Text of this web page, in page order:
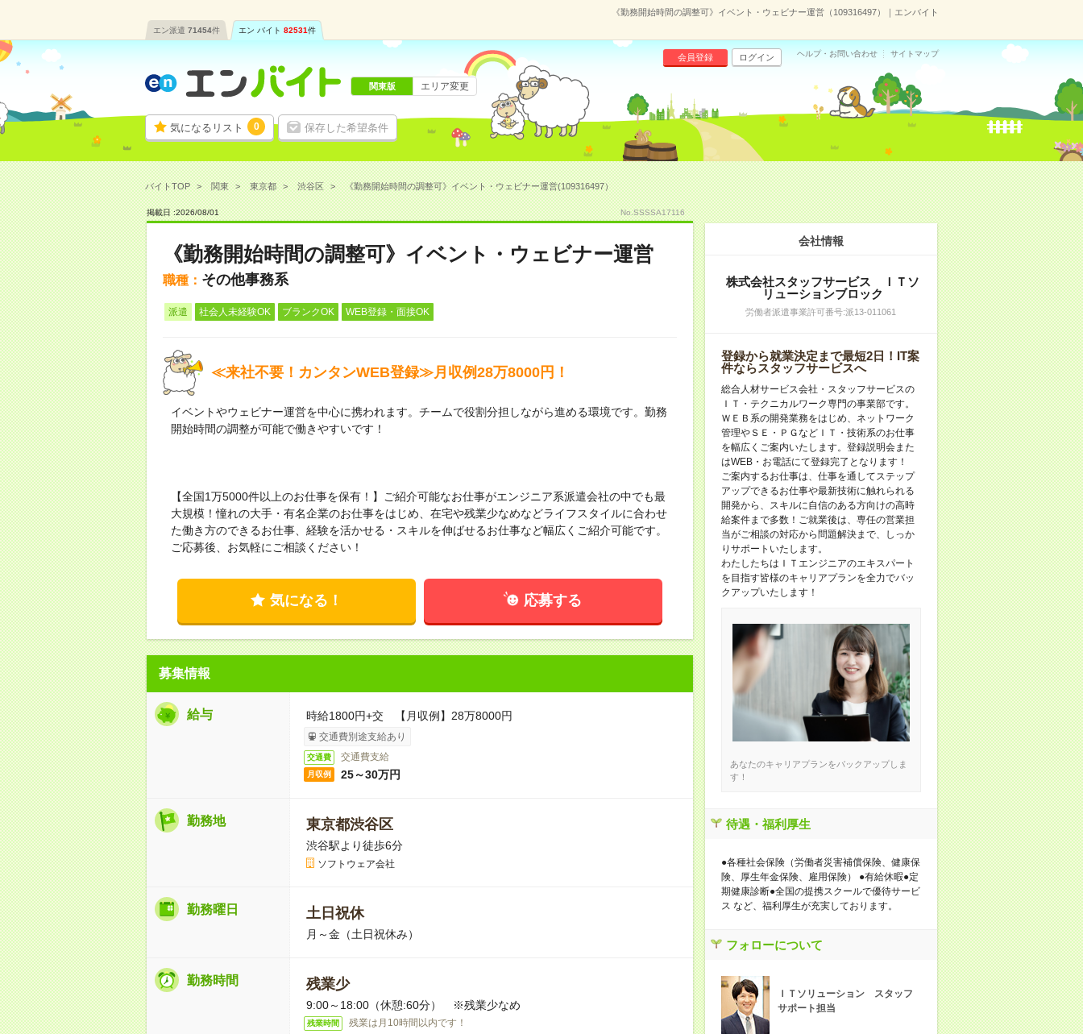
《勤務開始時間の調整可》イベント・ウェビナー運営（109316497）｜エンバイト
エン派遣 71454件 エン バイト 82531件
気になるリスト 0 保存した希望条件
会員登録 ログイン ヘルプ・お問い合わせ サイトマップ
関東版 エリア変更
バイトTOP 関東 東京都 渋谷区 《勤務開始時間の調整可》イベント・ウェビナー運営(109316497）
掲載日 :2026/08/01 No.SSSSA17116
《勤務開始時間の調整可》イベント・ウェビナー運営
職種： その他事務系
派遣 社会人未経験OK ブランクOK WEB登録・面接OK
≪来社不要！カンタンWEB登録≫月収例28万8000円！
イベントやウェビナー運営を中心に携われます。チームで役割分担しながら進める環境です。勤務
開始時間の調整が可能で働きやすいです！
【全国1万5000件以上のお仕事を保有！】ご紹介可能なお仕事がエンジニア系派遣会社の中でも最
大規模！憧れの大手・有名企業のお仕事をはじめ、在宅や残業少なめなどライフスタイルに合わせ
た働き方のできるお仕事、経験を活かせる・スキルを伸ばせるお仕事など幅広くご紹介可能です。
ご応募後、お気軽にご相談ください！
気になる！ 応募する
募集情報
給与 時給1800円+交 【月収例】28万8000円
交通費別途支給あり
交通費 交通費支給
月収例 25～30万円
勤務地 東京都渋谷区
渋谷駅より徒歩6分
ソフトウェア会社
勤務曜日 土日祝休
月～金（土日祝休み）
勤務時間 残業少
9:00～18:00（休憩:60分） ※残業少なめ
残業時間 残業は月10時間以内です！
会社情報
株式会社スタッフサービス ＩＴソ
リューションブロック
労働者派遣事業許可番号:派13-011061
登録から就業決定まで最短2日！IT案
件ならスタッフサービスへ
総合人材サービス会社・スタッフサービスの
ＩＴ・テクニカルワーク専門の事業部です。
ＷＥＢ系の開発業務をはじめ、ネットワーク
管理やＳＥ・ＰＧなどＩＴ・技術系のお仕事
を幅広くご案内いたします。登録説明会また
はWEB・お電話にて登録完了となります！
ご案内するお仕事は、仕事を通してステップ
アップできるお仕事や最新技術に触れられる
開発から、スキルに自信のある方向けの高時
給案件まで多数！ご就業後は、専任の営業担
当がご相談の対応から問題解決まで、しっか
りサポートいたします。
わたしたちはＩＴエンジニアのエキスパート
を目指す皆様のキャリアプランを全力でバッ
クアップいたします！
あなたのキャリアプランをバックアップしま
す！
待遇・福利厚生
●各種社会保険（労働者災害補償保険、健康保
険、厚生年金保険、雇用保険） ●有給休暇●定
期健康診断●全国の提携スクールで優待サービ
ス など、福利厚生が充実しております。
フォローについて
ＩＴソリューション スタッフ
サポート担当